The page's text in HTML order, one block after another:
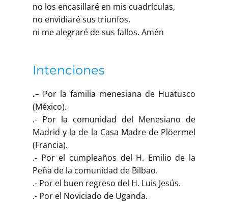
no los encasillaré en mis cuadrículas,
no envidiaré sus triunfos,
ni me alegraré de sus fallos. Amén
Intenciones
.– Por la familia menesiana de Huatusco
(México).
.- Por la comunidad del Menesiano de
Madrid y la de la Casa Madre de Plöermel
(Francia).
.- Por el cumpleaños del H. Emilio de la
Peña de la comunidad de Bilbao.
.- Por el buen regreso del H. Luis Jesús.
.- Por el Noviciado de Uganda.